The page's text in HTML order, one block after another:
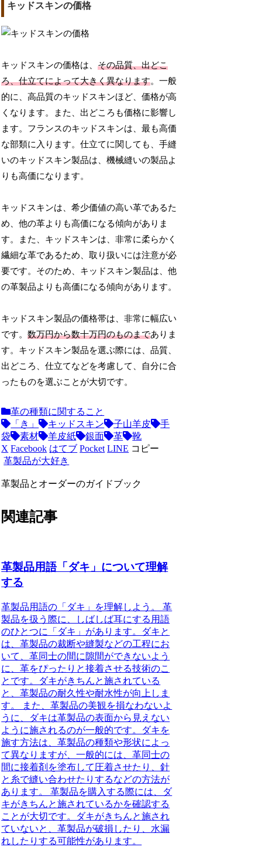
キッドスキンの価格
キッドスキンの価格は、その品質、出どこ
ろ、仕立てによって大きく異なります。一般
的に、高品質のキッドスキンほど、価格が高
くなります。また、出どころも価格に影響し
ます。フランスのキッドスキンは、最も高価
な部類に入ります。仕立てに関しても、手縫
いのキッドスキン製品は、機械縫いの製品よ
りも高価になります。
キッドスキンは、希少価値の高い革であるた
め、他の革よりも高価になる傾向がありま
す。また、キッドスキンは、非常に柔らかく
繊細な革であるため、取り扱いには注意が必
要です。そのため、キッドスキン製品は、他
の革製品よりも高価になる傾向があります。
キッドスキン製品の価格帯は、非常に幅広い
です。数万円から数十万円のものまでありま
す。キッドスキン製品を選ぶ際には、品質、
出どころ、仕立てなどを考慮して、自分に合
ったものを選ぶことが大切です。
革の種類に関すること
「き」
キッドスキン 子山羊皮
手
袋
素材 羊皮紙 銀面 革
靴
X Facebook はてブ Pocket LINE コピー
革製品が大好き
革製品とオーダーのガイドブック
関連記事
革製品用語「ダキ」について理解
する
革製品用語の「ダキ」を理解しよう。 革
製品を扱う際に、しばしば耳にする用語
のひとつに「ダキ」があります。ダキと
は、革製品の裁断や縫製などの工程にお
いて、革同士の間に隙間ができないよう
に、革をぴったりと接着させる技術のこ
とです。ダキがきちんと施されている
と、革製品の耐久性や耐水性が向上しま
す。 また、革製品の美観を損なわないよ
うに、ダキは革製品の表面から見えない
ように施されるのが一般的です。ダキを
施す方法は、革製品の種類や形状によっ
て異なりますが、一般的には、革同士の
間に接着剤を塗布して圧着させたり、針
と糸で縫い合わせたりするなどの方法が
あります。 革製品を購入する際には、ダ
キがきちんと施されているかを確認する
ことが大切です。ダキがきちんと施され
ていないと、革製品が破損したり、水漏
れしたりする可能性があります。